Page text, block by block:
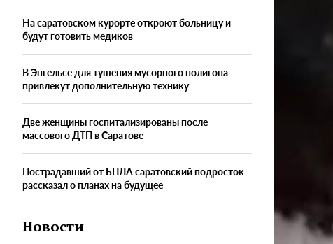
На саратовском курорте откроют больницу и
будут готовить медиков
В Энгельсе для тушения мусорного полигона
привлекут дополнительную технику
Две женщины госпитализированы после
массового ДТП в Саратове
Пострадавший от БПЛА саратовский подросток
рассказал о планах на будущее
Новости